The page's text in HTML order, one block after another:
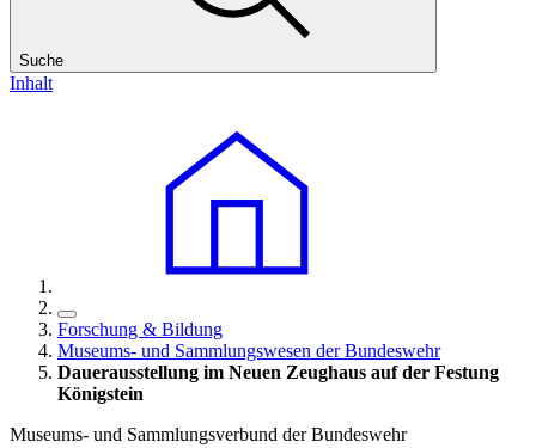
Suche
Inhalt
Forschung & Bildung
Museums- und Sammlungswesen der Bundeswehr
Dauerausstellung im Neuen Zeughaus auf der Festung
Königstein
Museums- und Sammlungsverbund der Bundeswehr